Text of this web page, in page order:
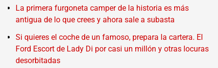
La primera furgoneta camper de la historia es más
antigua de lo que crees y ahora sale a subasta
Si quieres el coche de un famoso, prepara la cartera. El
Ford Escort de Lady Di por casi un millón y otras locuras
desorbitadas